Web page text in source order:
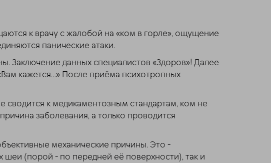
к врачу с жалобой на «ком в горле», ощущение
панические атаки.
Заключение данных специалистов «Здоров»! Далее
кажется...» После приёма психотропных
сводится к медикаментозным стандартам, ком не
заболевания, а только проводится
механические причины. Это -
шеи (порой - по передней её поверхности), так и